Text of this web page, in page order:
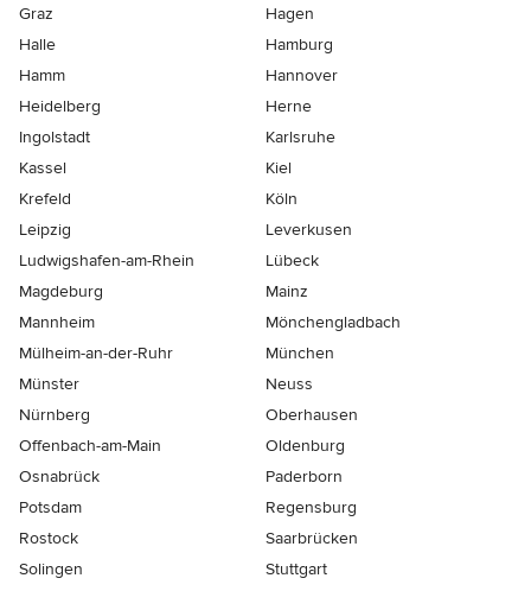
Graz
Hagen
Halle
Hamburg
Hamm
Hannover
Heidelberg
Herne
Ingolstadt
Karlsruhe
Kassel
Kiel
Krefeld
Köln
Leipzig
Leverkusen
Ludwigshafen-am-Rhein
Lübeck
Magdeburg
Mainz
Mannheim
Mönchen­gladbach
Mülheim-an-der-Ruhr
München
Münster
Neuss
Nürnberg
Oberhausen
Offenbach-am-Main
Oldenburg
Osnabrück
Paderborn
Potsdam
Regensburg
Rostock
Saarbrücken
Solingen
Stuttgart